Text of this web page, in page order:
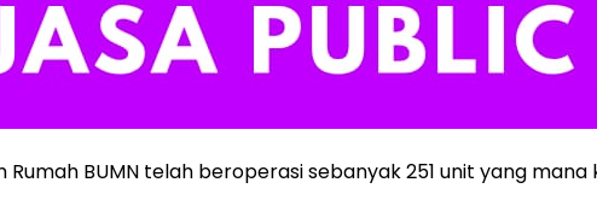
BUMN telah beroperasi sebanyak 251 unit yang mana